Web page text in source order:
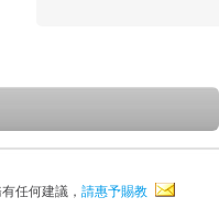
任何建議， 請惠予賜教